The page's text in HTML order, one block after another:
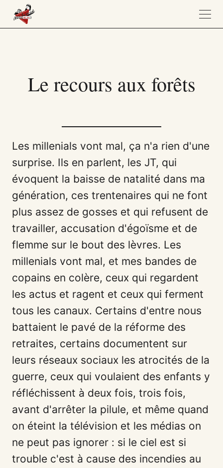
Le recours aux forêts
Les millenials vont mal, ça n'a rien d'une
surprise. Ils en parlent, les JT, qui
évoquent la baisse de natalité dans ma
génération, ces trentenaires qui ne font
plus assez de gosses et qui refusent de
travailler, accusation d'égoïsme et de
flemme sur le bout des lèvres. Les
millenials vont mal, et mes bandes de
copains en colère, ceux qui regardent
les actus et ragent et ceux qui ferment
tous les canaux. Certains d'entre nous
battaient le pavé de la réforme des
retraites, certains documentent sur
leurs réseaux sociaux les atrocités de la
guerre, ceux qui voulaient des enfants y
réfléchissent à deux fois, trois fois,
avant d'arrêter la pilule, et même quand
on éteint la télévision et les médias on
ne peut pas ignorer : si le ciel est si
trouble c'est à cause des incendies au